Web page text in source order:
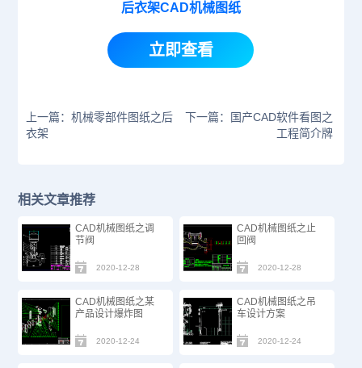
后衣架CAD机械图纸
立即查看
上一篇：机械零部件图纸之后
衣架
下一篇：国产CAD软件看图之
工程简介牌
相关文章推荐
CAD机械图纸之调
节阀
2020-12-28
CAD机械图纸之止
回阀
2020-12-28
CAD机械图纸之某
产品设计爆炸图
2020-12-24
CAD机械图纸之吊
车设计方案
2020-12-24